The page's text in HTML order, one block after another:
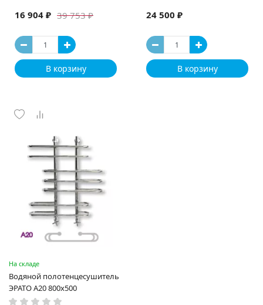
39 753 ₽
16 904 ₽
В корзину
24 500 ₽
В корзину
На складе
Водяной полотенцесушитель
ЭРАТО А20 800x500